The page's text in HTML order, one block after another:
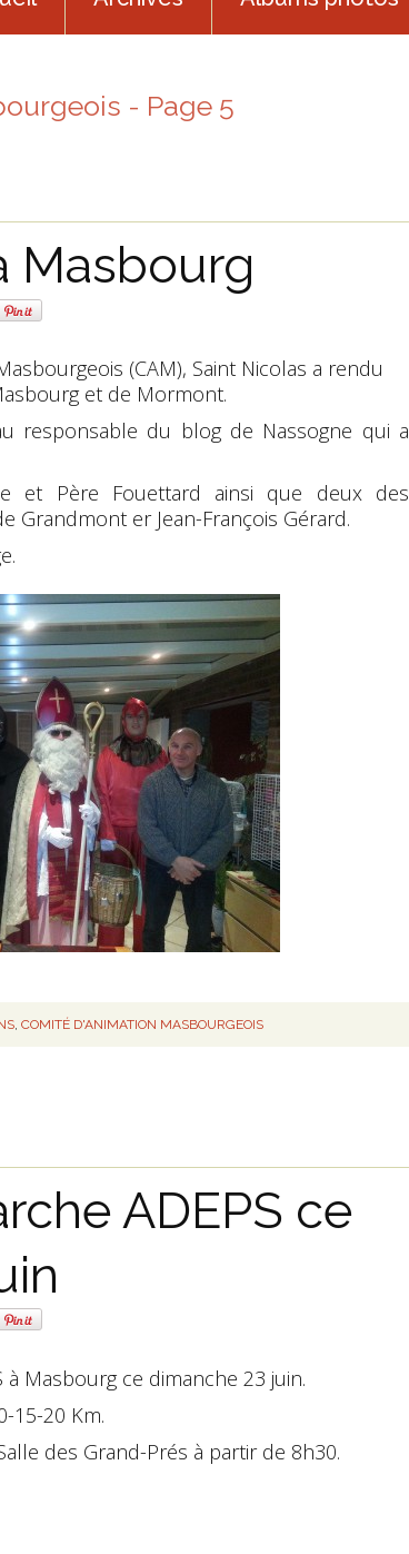
- Page 5
Masbourg
(CAM), Saint Nicolas a rendu
et de Mormont.
responsable du blog de Nassogne qui a
et Père Fouettard ainsi que deux des
Grandmont er Jean-François Gérard.
,COMITÉ D'ANIMATION MASBOURGEOIS
ADEPS ce
à Masbourg ce dimanche 23 juin.
15-20 Km.
des Grand-Prés à partir de 8h30.